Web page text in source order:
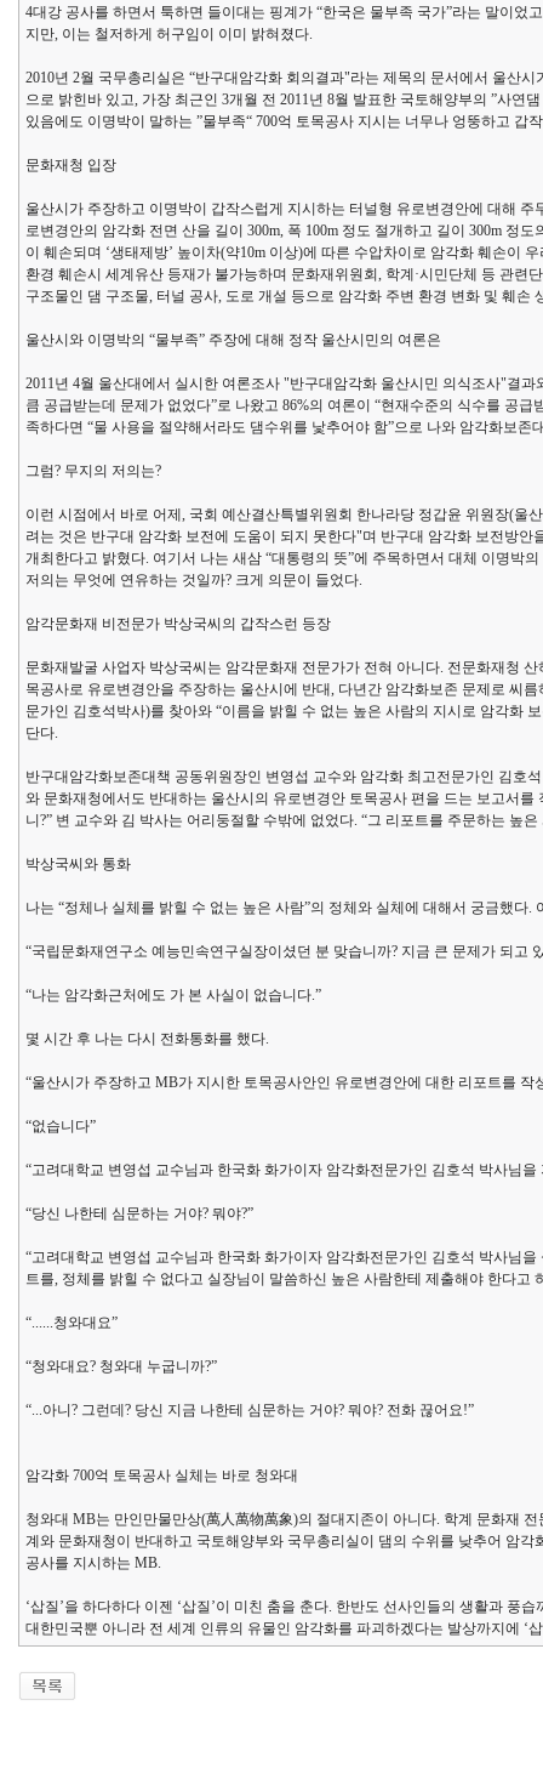
4대강 공사를 하면서 툭하면 들이대는 핑계가 “한국은 물부족 국가”라는 말이었
지만, 이는 철저하게 허구임이 이미 밝혀졌다.
2010년 2월 국무총리실은 “반구대암각화 회의결과"라는 제목의 문서에서 울산
으로 밝힌바 있고, 가장 최근인 3개월 전 2011년 8월 발표한 국토해양부의 ”사
있음에도 이명박이 말하는 ”물부족“ 700억 토목공사 지시는 너무나 엉뚱하고 갑
문화재청 입장
울산시가 주장하고 이명박이 갑작스럽게 지시하는 터널형 유로변경안에 대해
로변경안의 암각화 전면 산을 길이 300m, 폭 100m 정도 절개하고 길이 300m 정
이 훼손되며 ‘생태제방’ 높이차(약10m 이상)에 따른 수압차이로 암각화 훼손이
환경 훼손시 세계유산 등재가 불가능하며 문화재위원회, 학계·시민단체 등 관련
구조물인 댐 구조물, 터널 공사, 도로 개설 등으로 암각화 주변 환경 변화 및 훼손
울산시와 이명박의 “물부족” 주장에 대해 정작 울산시민의 여론은
2011년 4월 울산대에서 실시한 여론조사 "반구대암각화 울산시민 의식조사"결
큼 공급받는데 문제가 없었다”로 나왔고 86%의 여론이 “현재수준의 식수를 공
족하다면 “물 사용을 절약해서라도 댐수위를 낯추어야 함”으로 나와 암각화보
그럼? 무지의 저의는?
이런 시점에서 바로 어제, 국회 예산결산특별위원회 한나라당 정갑윤 위원장(
려는 것은 반구대 암각화 보전에 도움이 되지 못한다"며 반구대 암각화 보전방
개최한다고 밝혔다. 여기서 나는 새삼 “대통령의 뜻”에 주목하면서 대체 이명박
저의는 무엇에 연유하는 것일까? 크게 의문이 들었다.
암각문화재 비전문가 박상국씨의 갑작스런 등장
문화재발굴 사업자 박상국씨는 암각문화재 전문가가 전혀 아니다. 전문화재청
목공사로 유로변경안을 주장하는 울산시에 반대, 다년간 암각화보존 문제로 씨
문가인 김호석박사)를 찾아와 “이름을 밝힐 수 없는 높은 사람의 지시로 암각화
단다.
반구대암각화보존대책 공동위원장인 변영섭 교수와 암각화 최고전문가인 김호
와 문화재청에서도 반대하는 울산시의 유로변경안 토목공사 편을 드는 보고서
니?” 변 교수와 김 박사는 어리둥절할 수밖에 없었다. “그 리포트를 주문하는 높
박상국씨와 통화
나는 “정체나 실체를 밝힐 수 없는 높은 사람”의 정체와 실체에 대해서 궁금했다
“국립문화재연구소 예능민속연구실장이셨던 분 맞습니까? 지금 큰 문제가 되고
“나는 암각화근처에도 가 본 사실이 없습니다.”
몇 시간 후 나는 다시 전화통화를 했다.
“울산시가 주장하고 MB가 지시한 토목공사안인 유로변경안에 대한 리포트를 작
“없습니다”
“고려대학교 변영섭 교수님과 한국화 화가이자 암각화전문가인 김호석 박사님을
“당신 나한테 심문하는 거야? 뭐야?”
“고려대학교 변영섭 교수님과 한국화 화가이자 암각화전문가인 김호석 박사님
트를, 정체를 밝힐 수 없다고 실장님이 말씀하신 높은 사람한테 제출해야 한다고
“......청와대요”
“청와대요? 청와대 누굽니까?”
“...아니? 그런데? 당신 지금 나한테 심문하는 거야? 뭐야? 전화 끊어요!”
암각화 700억 토목공사 실체는 바로 청와대
청와대 MB는 만인만물만상(萬人萬物萬象)의 절대지존이 아니다. 학계 문화재
계와 문화재청이 반대하고 국토해양부와 국무총리실이 댐의 수위를 낮추어 암
공사를 지시하는 MB.
‘삽질’을 하다하다 이젠 ‘삽질’이 미친 춤을 춘다. 한반도 선사인들의 생활과
대한민국뿐 아니라 전 세계 인류의 유물인 암각화를 파괴하겠다는 발상까지에 ‘